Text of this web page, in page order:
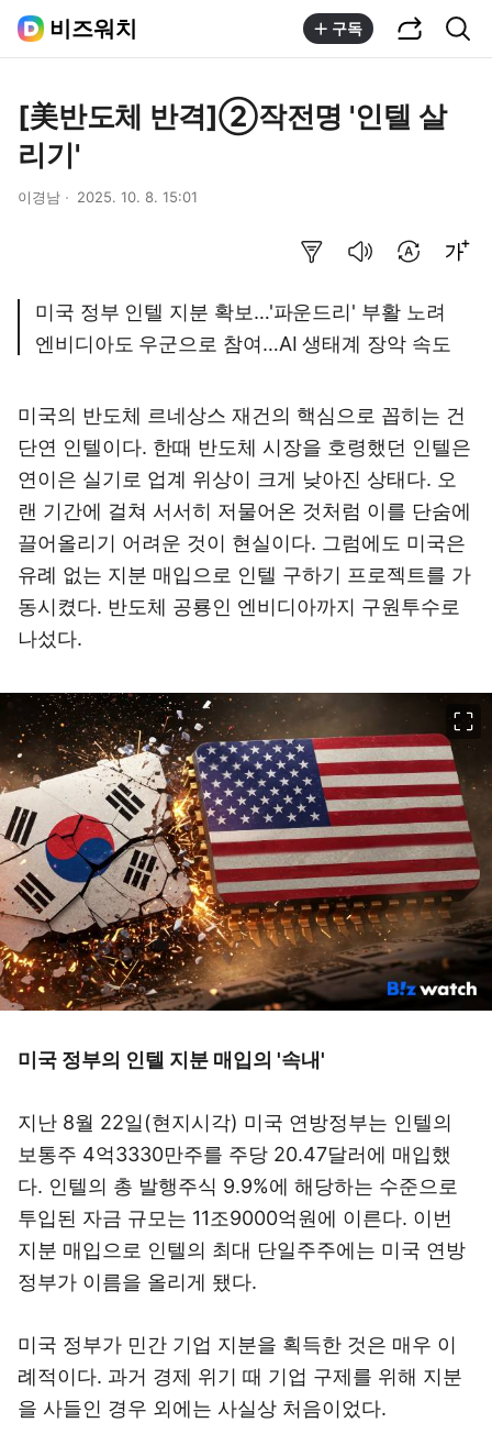
비즈워치 구독
[美반도체 반격]②작전명 '인텔 살
리기'
이경남 2025. 10. 8. 15:01
미국 정부 인텔 지분 확보…'파운드리' 부활 노려
엔비디아도 우군으로 참여…AI 생태계 장악 속도
미국의 반도체 르네상스 재건의 핵심으로 꼽히는 건
단연 인텔이다. 한때 반도체 시장을 호령했던 인텔은
연이은 실기로 업계 위상이 크게 낮아진 상태다. 오
랜 기간에 걸쳐 서서히 저물어온 것처럼 이를 단숨에
끌어올리기 어려운 것이 현실이다. 그럼에도 미국은
유례 없는 지분 매입으로 인텔 구하기 프로젝트를 가
동시켰다. 반도체 공룡인 엔비디아까지 구원투수로
나섰다.
미국 정부의 인텔 지분 매입의 '속내'
지난 8월 22일(현지시각) 미국 연방정부는 인텔의
보통주 4억3330만주를 주당 20.47달러에 매입했
다. 인텔의 총 발행주식 9.9%에 해당하는 수준으로
투입된 자금 규모는 11조9000억원에 이른다. 이번
지분 매입으로 인텔의 최대 단일주주에는 미국 연방
정부가 이름을 올리게 됐다.
미국 정부가 민간 기업 지분을 획득한 것은 매우 이
례적이다. 과거 경제 위기 때 기업 구제를 위해 지분
을 사들인 경우 외에는 사실상 처음이었다.